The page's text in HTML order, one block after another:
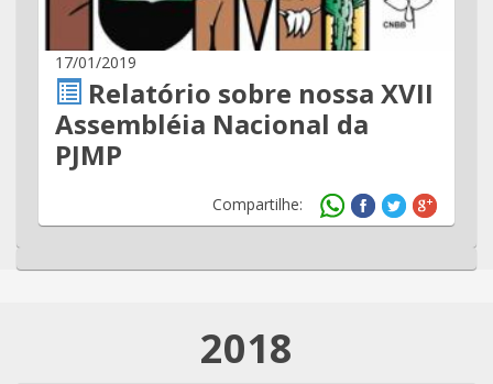
17/01/2019
Relatório sobre nossa XVII
Assembléia Nacional da
PJMP
Compartilhe:
2018